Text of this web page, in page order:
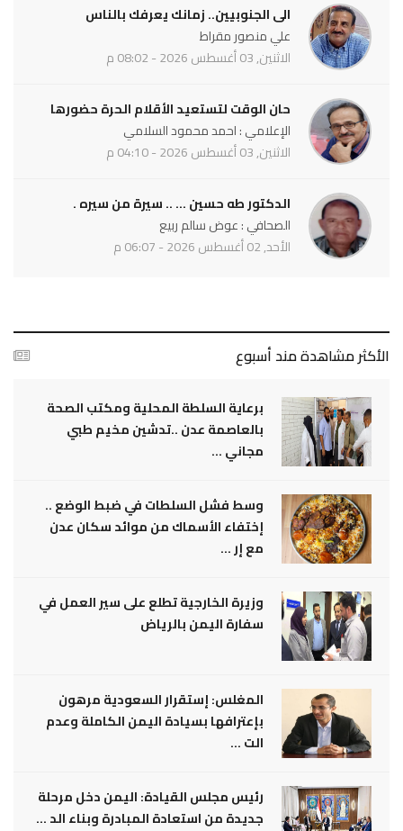
الى الجنوبيين.. زمانك يعرفك بالناس
علي منصور مقراط
الاثنين, 03 أغسطس 2026 - 08:02 م
حان الوقت لتستعيد الأقلام الحرة حضورها
الإعلامي : احمد محمود السلامي
الاثنين, 03 أغسطس 2026 - 04:10 م
الدكتور طه حسين ... .. سيرة من سيره .
الصحافي : عوض سالم ربيع
الأحد, 02 أغسطس 2026 - 06:07 م
الأكثر مشاهدة مند أسبوع
برعاية السلطة المحلية ومكتب الصحة
بالعاصمة عدن ..تدشين مخيم طبي
مجاني ...
وسط فشل السلطات في ضبط الوضع ..
إختفاء الأسماك من موائد سكان عدن
مع إر ...
وزيرة الخارجية تطلع على سير العمل في
سفارة اليمن بالرياض
المغلس: إستقرار السعودية مرهون
بإعترافها بسيادة اليمن الكاملة وعدم
الت ...
رئيس مجلس القيادة: اليمن دخل مرحلة
جديدة من استعادة المبادرة وبناء الد ...